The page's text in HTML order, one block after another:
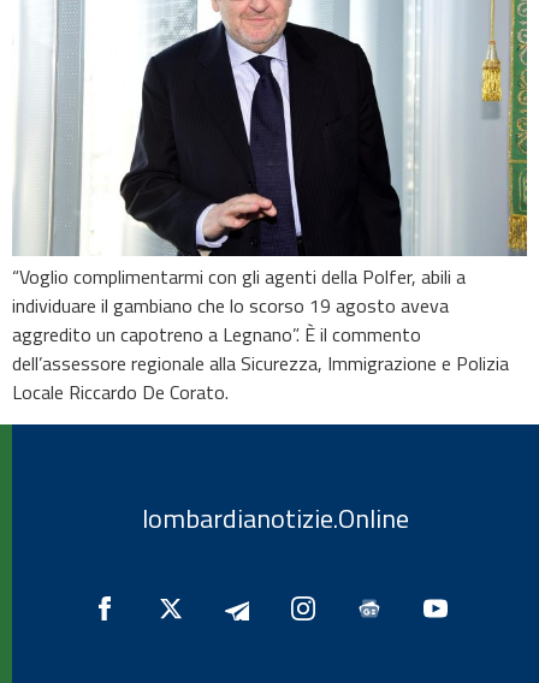
“Voglio complimentarmi con gli agenti della Polfer, abili a
individuare il gambiano che lo scorso 19 agosto aveva
aggredito un capotreno a Legnano”. È il commento
dell’assessore regionale alla Sicurezza, Immigrazione e Polizia
Locale Riccardo De Corato.
lombardianotizie.Online